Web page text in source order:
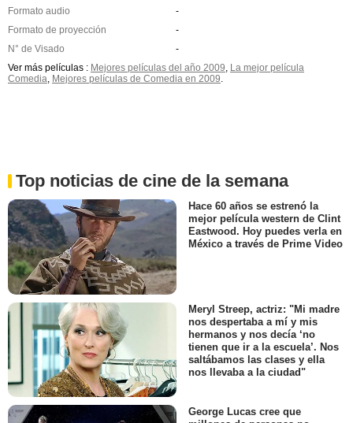
Formato audio
-
Formato de proyección
-
N° de Visado
-
Ver más películas : Mejores películas del año 2009, La mejor película
Comedia, Mejores películas de Comedia en 2009.
Top noticias de cine de la semana
Hace 60 años se estrenó la
mejor película western de Clint
Eastwood. Hoy puedes verla en
México a través de Prime Video
Meryl Streep, actriz: "Mi madre
nos despertaba a mí y mis
hermanos y nos decía ‘no
tienen que ir a la escuela’. Nos
saltábamos las clases y ella
nos llevaba a la ciudad"
George Lucas cree que